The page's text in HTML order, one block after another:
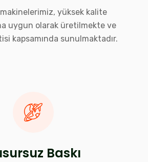
makinelerimiz, yüksek kalite
uygun olarak üretilmekte ve
kapsamında sunulmaktadır.
Baskı